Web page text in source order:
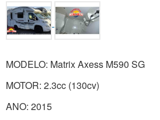
MODELO: Matrix Axess M590 SG
MOTOR: 2.3cc (130cv)
ANO: 2015